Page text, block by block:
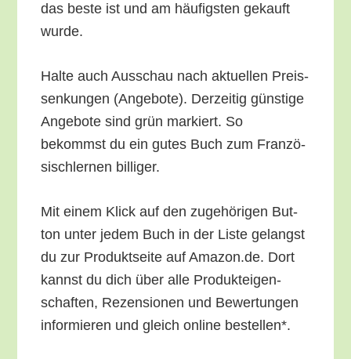
das bes­te ist und am häu­figs­ten gekauft
wurde.
Hal­te auch Aus­schau nach aktu­el­len Preis­
sen­kun­gen (Ange­bo­te). Der­zei­tig güns­ti­ge
Ange­bo­te sind grün mar­kiert. So
bekommst du ein gutes Buch zum Fran­zö­
sisch­ler­nen billiger.
Mit einem Klick auf den zuge­hö­ri­gen But­
ton unter jedem Buch in der Lis­te gelangst
du zur Pro­dukt­sei­te auf Amazon.de. Dort
kannst du dich über alle Pro­duk­tei­gen­
schaf­ten, Rezen­sio­nen und Bewer­tun­gen
infor­mie­ren und gleich online bestellen*.